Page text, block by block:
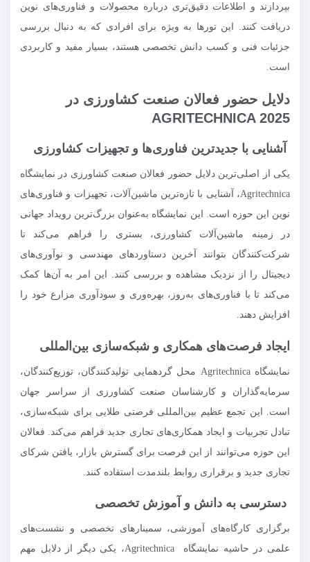
بپردازند و اطلاعات دقیق‌تری درباره محصولات و فناوری‌های نوین
دریافت کنند. این تورها به ویژه برای افرادی که به دنبال بررسی
جزئیات فنی و کسب دانش تخصصی هستند، بسیار مفید و کاربردی
است.
دلایل حضور فعالان صنعت کشاورزی در
AGRITECHNICA 2025
آشنایی با جدیدترین فناوری‌ها و تجهیزات کشاورزی
یکی از اصلی‌ترین دلایل حضور فعالان صنعت کشاورزی در نمایشگاه
Agritechnica، آشنایی با تازه‌ترین ماشین‌آلات، تجهیزات و فناوری‌های
نوین این حوزه است. این نمایشگاه به‌عنوان بزرگ‌ترین رویداد جهانی
در زمینه ماشین‌آلات کشاورزی، بستری را فراهم می‌کند تا
شرکت‌کنندگان بتوانند آخرین دستاوردهای مهندسی و نوآوری‌های
دیجیتال را از نزدیک مشاهده و بررسی کنند. این امر به آن‌ها کمک
می‌کند تا با فناوری‌های به‌روز، بهره‌وری و سودآوری مزارع خود را
افزایش دهند.
ایجاد فرصت‌های همکاری و شبکه‌سازی بین‌المللی
نمایشگاه Agritechnica محل گردهمایی تولیدکنندگان، توزیع‌کنندگان،
سرمایه‌گذاران و کارشناسان صنعت کشاورزی از سراسر جهان
است. این تجمع عظیم بین‌المللی فرصتی طلایی برای شبکه‌سازی،
تبادل تجربیات و ایجاد همکاری‌های تجاری جدید فراهم می‌کند. فعالان
این حوزه می‌توانند از این فرصت برای گسترش بازار، یافتن شرکای
تجاری جدید و برقراری روابط بلندمدت استفاده کنند.
دسترسی به دانش و آموزش تخصصی
برگزاری کارگاه‌های آموزشی، سمینارهای تخصصی و نشست‌های
علمی در حاشیه نمایشگاه Agritechnica، یکی دیگر از دلایل مهم